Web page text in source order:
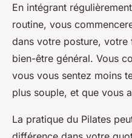
En intégrant
routine, vous
dans votre posture,
bien-être général. Vous
vous vous sentez moins
plus souple, et que vous
La pratique du Pilates